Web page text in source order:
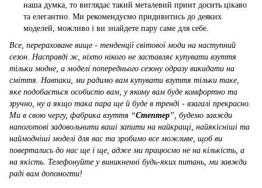
наша думка, то виглядає такий металевий принт досить цікаво
та елегантно. Ми рекомендуємо придивитись до деяких
моделей, можливо і ви знайдете пару саме для себе.
Все, перераховане вище - тенденції світової моди на наступний
сезон. Насправді ж, ніхто нікого не заставляє купувати взуття
тільки модне, а моделі попереднього сезону одразу викидати на
сміття. Навпаки, ми радимо вам купувати взуття тільки таке,
яке подобається особисто вам, у якому вам буде комфортно та
зручно, ну а якщо така пара ще й буде в тренді - взагалі прекрасно.
Ми в свою чергу, фабрика взуття “Стептер”, будемо завжди
напоготові задовольнити ваші запити на найкращі, найякісніші та
наймодніші моделі для вас та зробимо все можливе, щоб ви
повертались до нас ще і ще, адже ми працюємо не на кількість, а
на якість. Телефонуйте у виникненні будь-яких питань, ми завжди
раді вам допомогти!